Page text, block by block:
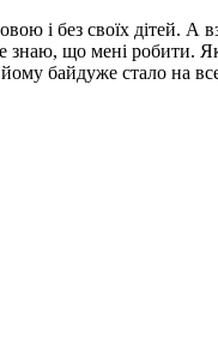
і без своїх дітей. А
що мені робити.
байдуже стало на